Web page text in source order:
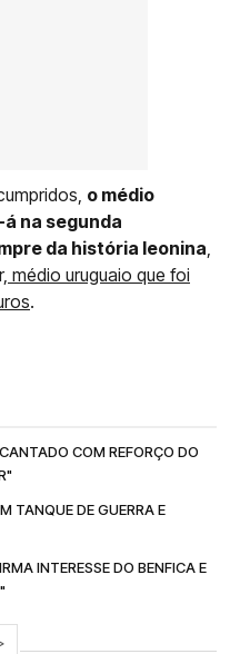
o médio
na segunda
da história leonina,
médio uruguaio que foi
.
COM REFORÇO DO
TANQUE DE GUERRA E
INTERESSE DO BENFICA E